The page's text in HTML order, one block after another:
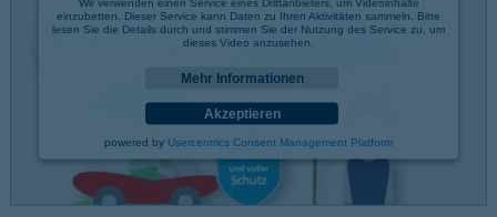
Wir verwenden einen Service eines Drittanbieters, um Videoinhalte
einzubetten. Dieser Service kann Daten zu Ihren Aktivitäten sammeln. Bitte
lesen Sie die Details durch und stimmen Sie der Nutzung des Service zu, um
dieses Video anzusehen.
Mehr Informationen
Akzeptieren
powered by Usercentrics Consent Management Platform